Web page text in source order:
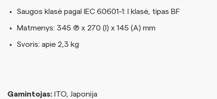
Saugos klasė pagal IEC 60601-1: I klasė, tipas BF
Matmenys: 345 (P) x 270 (I) x 145 (A) mm
Svoris: apie 2,3 kg
Gamintojas: ITO, Japonija